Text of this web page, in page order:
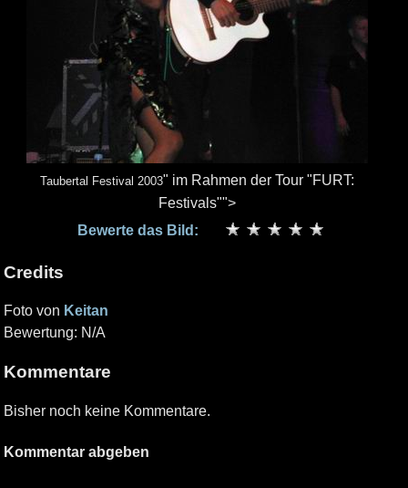
Taubertal Festival 2003" im Rahmen der Tour "FURT:
Festivals"">
Bewerte das Bild:
Credits
Foto von Keitan
Bewertung: N/A
Kommentare
Bisher noch keine Kommentare.
Kommentar abgeben